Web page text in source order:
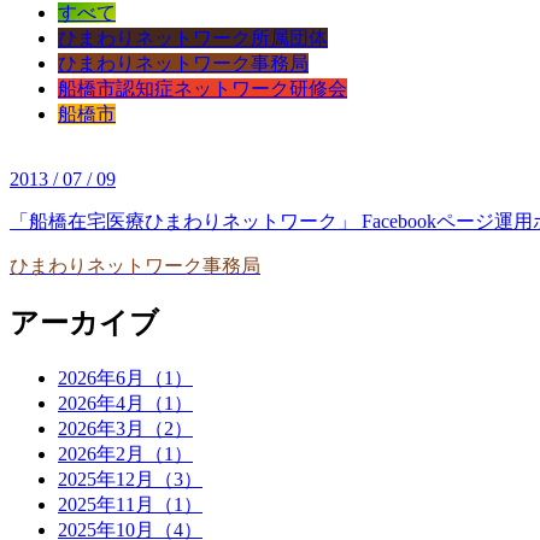
すべて
ひまわりネットワーク所属団体
ひまわりネットワーク事務局
船橋市認知症ネットワーク研修会
船橋市
2013 / 07 / 09
「船橋在宅医療ひまわりネットワーク」 Facebookページ運用
ひまわりネットワーク事務局
アーカイブ
2026年6月（1）
2026年4月（1）
2026年3月（2）
2026年2月（1）
2025年12月（3）
2025年11月（1）
2025年10月（4）